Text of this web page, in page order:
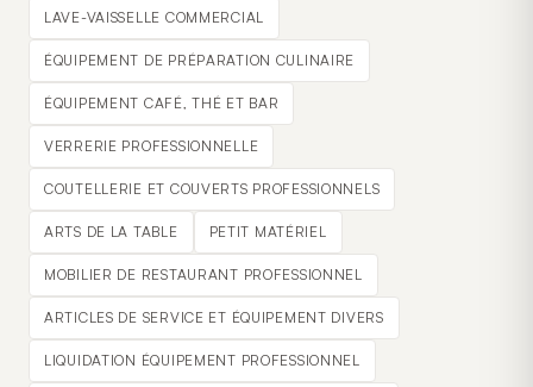
LAVE-VAISSELLE COMMERCIAL
ÉQUIPEMENT DE PRÉPARATION CULINAIRE
ÉQUIPEMENT CAFÉ, THÉ ET BAR
VERRERIE PROFESSIONNELLE
COUTELLERIE ET COUVERTS PROFESSIONNELS
ARTS DE LA TABLE PETIT MATÉRIEL
MOBILIER DE RESTAURANT PROFESSIONNEL
ARTICLES DE SERVICE ET ÉQUIPEMENT DIVERS
LIQUIDATION ÉQUIPEMENT PROFESSIONNEL